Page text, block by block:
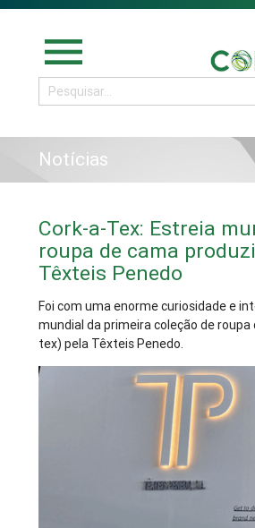
menu
Notícias
Cork-a-Tex: Estreia
roupa de cama
Têxteis Penedo
Foi com uma enorme curiosidade e
mundial da primeira coleção de
tex) pela Têxteis Penedo.